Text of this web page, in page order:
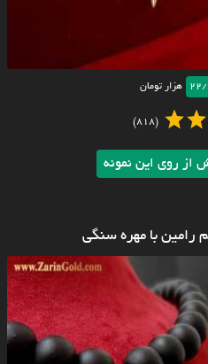
22/ هزار تومان
(818)
از روی این نمونه
رامین با مهره سنگی